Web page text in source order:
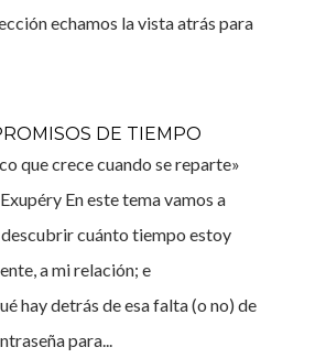
echamos la vista atrás para
DE TIEMPO
que crece cuando se reparte»
En este tema vamos a
cuánto tiempo estoy
a mi relación; e
hay detrás de esa falta (o no) de
para...